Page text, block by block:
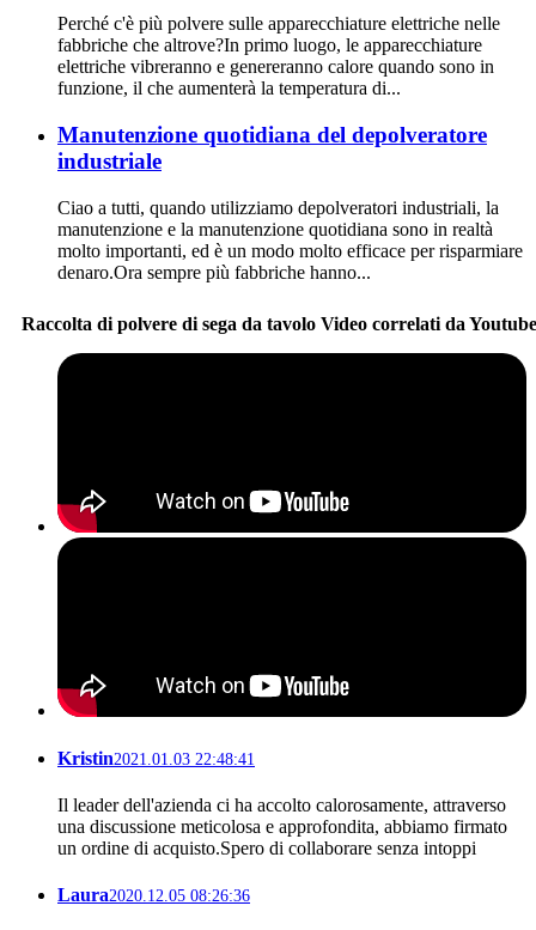
Perché c'è più polvere sulle apparecchiature elettriche nelle
fabbriche che altrove?In primo luogo, le apparecchiature
elettriche vibreranno e genereranno calore quando sono in
funzione, il che aumenterà la temperatura di...
Manutenzione quotidiana del depolveratore
industriale
Ciao a tutti, quando utilizziamo depolveratori industriali, la
manutenzione e la manutenzione quotidiana sono in realtà
molto importanti, ed è un modo molto efficace per risparmiare
denaro.Ora sempre più fabbriche hanno...
Raccolta di polvere di sega da tavolo Video correlati da Youtube
Kristin2021.01.03 22:48:41
Il leader dell'azienda ci ha accolto calorosamente, attraverso
una discussione meticolosa e approfondita, abbiamo firmato
un ordine di acquisto.Spero di collaborare senza intoppi
Laura2020.12.05 08:26:36